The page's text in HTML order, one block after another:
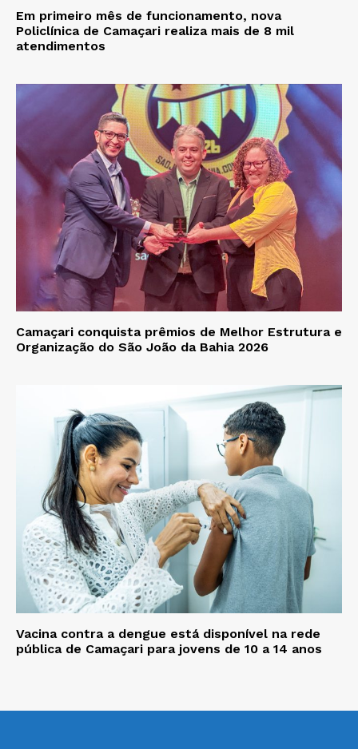
Em primeiro mês de funcionamento, nova
Policlínica de Camaçari realiza mais de 8 mil
atendimentos
Camaçari conquista prêmios de Melhor Estrutura e
Organização do São João da Bahia 2026
Vacina contra a dengue está disponível na rede
pública de Camaçari para jovens de 10 a 14 anos